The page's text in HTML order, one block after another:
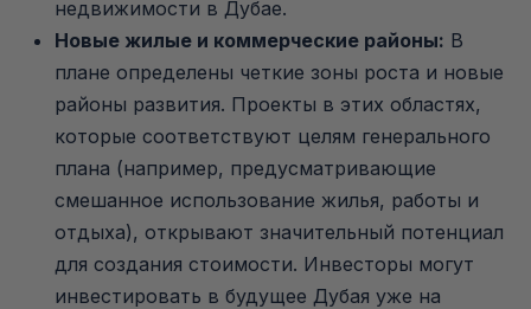
недвижимости в Дубае.
Новые жилые и коммерческие районы: В
плане определены четкие зоны роста и новые
районы развития. Проекты в этих областях,
которые соответствуют целям генерального
плана (например, предусматривающие
смешанное использование жилья, работы и
отдыха), открывают значительный потенциал
для создания стоимости. Инвесторы могут
инвестировать в будущее Дубая уже на